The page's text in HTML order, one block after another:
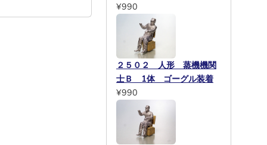
¥990
２５０２ 人形 蒸機機関
士Ｂ 1体 ゴーグル装着
¥990